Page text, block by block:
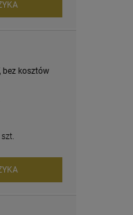
bez kosztów
szt.